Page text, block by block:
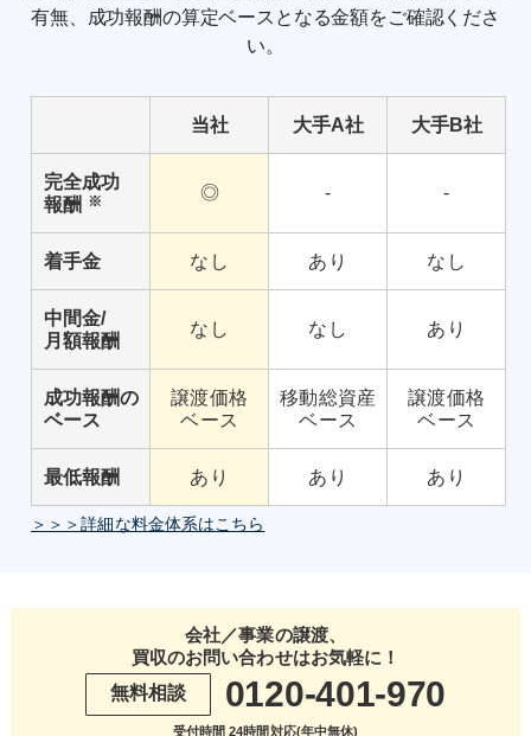
有無、成功報酬の算定ベースとなる金額をご確認くださ
い。
当社 大手A社 大手B社
完全成功
報酬 ※ ◎ - -
着手金 なし あり なし
中間金/
月額報酬
なし なし あり
成功報酬の
ベース
譲渡価格
ベース
移動総資産
ベース
譲渡価格
ベース
最低報酬 あり あり あり
＞＞＞詳細な料金体系はこちら
会社／事業の譲渡、
買収のお問い合わせはお気軽に！
無料相談
0120-401-970
受付時間 24時間対応(年中無休)